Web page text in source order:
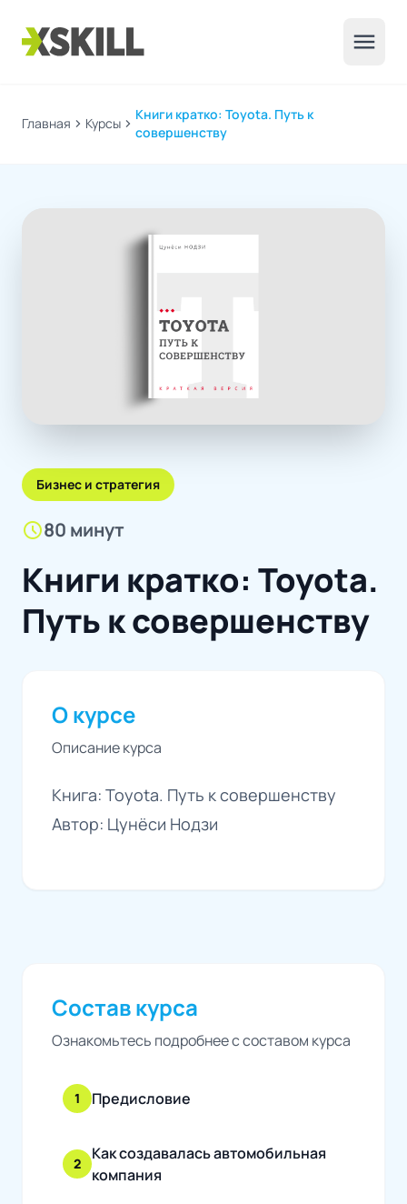
menu
Главная chevron_right Курсы chevron_right
Книги кратко: Toyota. Путь к
совершенству
Бизнес и стратегия
schedule80 минут
Книги кратко: Toyota.
Путь к совершенству
О курсе
Описание курса
Книга: Toyota. Путь к совершенству
Автор: Цунёси Нодзи
Состав курса
Ознакомьтесь подробнее с составом курса
1 Предисловие
2
Как создавалась автомобильная
компания